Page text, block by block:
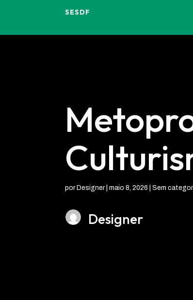
SESDF
por Designer|maio 8, 2026 | Sem
Designer